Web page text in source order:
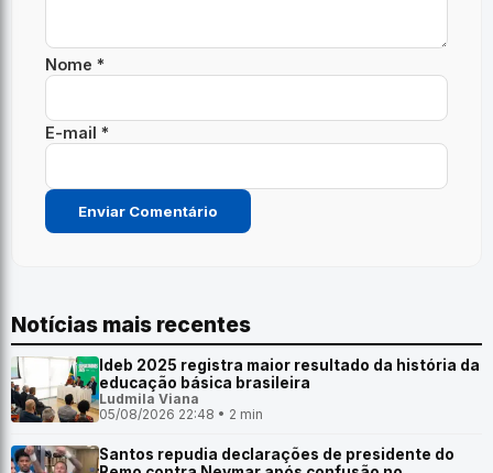
Nome *
E-mail *
Notícias mais recentes
Ideb 2025 registra maior resultado da história da
educação básica brasileira
Ludmila Viana
05/08/2026 22:48 • 2 min
Santos repudia declarações de presidente do